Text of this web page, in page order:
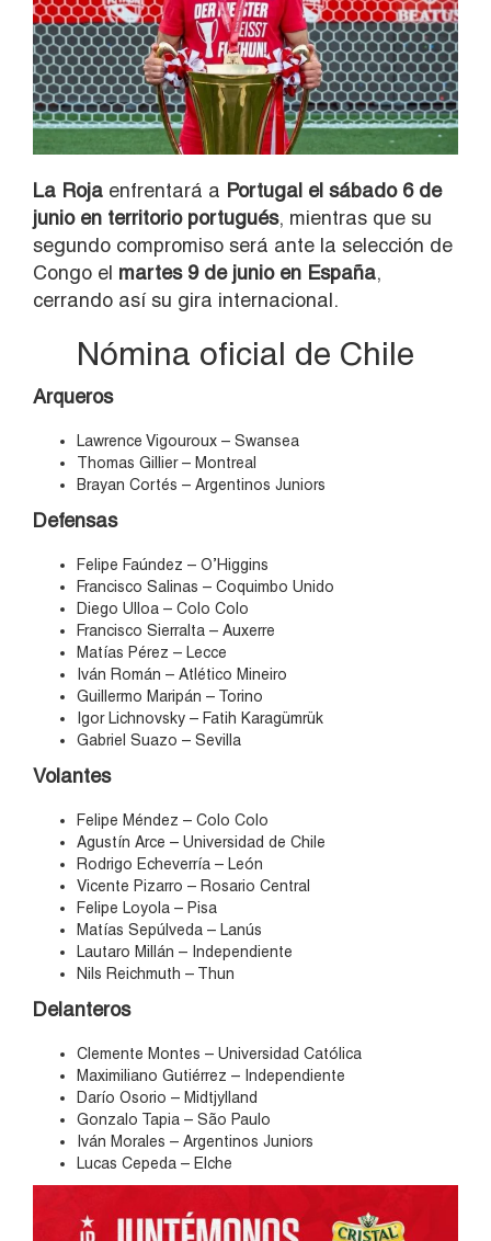
La Roja enfrentará a Portugal el sábado 6 de
junio en territorio portugués, mientras que su
segundo compromiso será ante la selección de
Congo el martes 9 de junio en España,
cerrando así su gira internacional.
Nómina oficial de Chile
Arqueros
Lawrence Vigouroux – Swansea
Thomas Gillier – Montreal
Brayan Cortés – Argentinos Juniors
Defensas
Felipe Faúndez – O’Higgins
Francisco Salinas – Coquimbo Unido
Diego Ulloa – Colo Colo
Francisco Sierralta – Auxerre
Matías Pérez – Lecce
Iván Román – Atlético Mineiro
Guillermo Maripán – Torino
Igor Lichnovsky – Fatih Karagümrük
Gabriel Suazo – Sevilla
Volantes
Felipe Méndez – Colo Colo
Agustín Arce – Universidad de Chile
Rodrigo Echeverría – León
Vicente Pizarro – Rosario Central
Felipe Loyola – Pisa
Matías Sepúlveda – Lanús
Lautaro Millán – Independiente
Nils Reichmuth – Thun
Delanteros
Clemente Montes – Universidad Católica
Maximiliano Gutiérrez – Independiente
Darío Osorio – Midtjylland
Gonzalo Tapia – São Paulo
Iván Morales – Argentinos Juniors
Lucas Cepeda – Elche